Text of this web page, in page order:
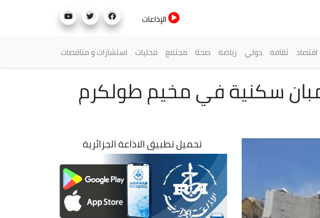
الإذاعات
اقتصاد ثقافة دولي رياضة صحة مجتمع محليات استشارات و مناقصات
سكنية في مخيم طولكرم
تحميل تطبيق الاذاعة الجزائرية